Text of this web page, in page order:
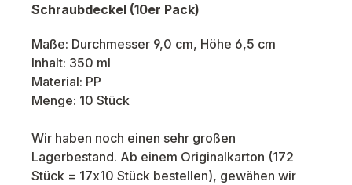
Schraubdeckel (10er Pack)
Maße: Durchmesser 9,0 cm, Höhe 6,5 cm
Inhalt: 350 ml
Material: PP
Menge: 10 Stück
Wir haben noch einen sehr großen
Lagerbestand. Ab einem Originalkarton (172
Stück = 17x10 Stück bestellen), gewähen wir